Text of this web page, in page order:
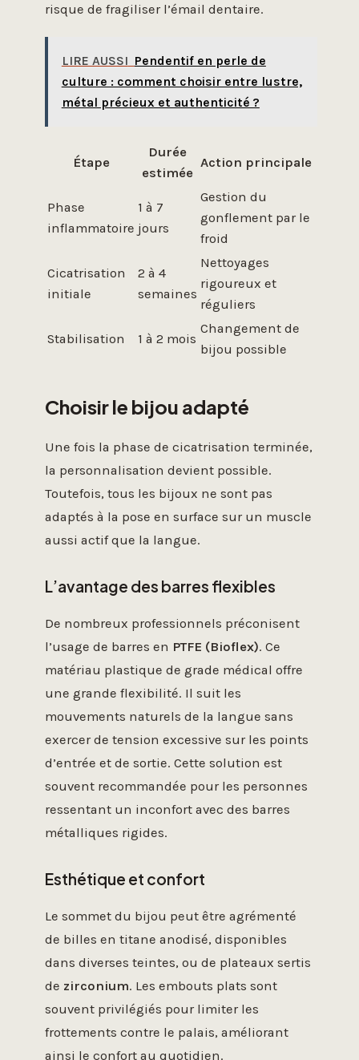
risque de fragiliser l’émail dentaire.
LIRE AUSSI Pendentif en perle de
culture : comment choisir entre lustre,
métal précieux et authenticité ?
Étape
Durée
estimée
Action principale
Phase
inflammatoire
1 à 7
jours
Gestion du
gonflement par le
froid
Cicatrisation
initiale
2 à 4
semaines
Nettoyages
rigoureux et
réguliers
Stabilisation 1 à 2 mois
Changement de
bijou possible
Choisir le bijou adapté
Une fois la phase de cicatrisation terminée,
la personnalisation devient possible.
Toutefois, tous les bijoux ne sont pas
adaptés à la pose en surface sur un muscle
aussi actif que la langue.
L’avantage des barres flexibles
De nombreux professionnels préconisent
l’usage de barres en PTFE (Bioflex). Ce
matériau plastique de grade médical offre
une grande flexibilité. Il suit les
mouvements naturels de la langue sans
exercer de tension excessive sur les points
d’entrée et de sortie. Cette solution est
souvent recommandée pour les personnes
ressentant un inconfort avec des barres
métalliques rigides.
Esthétique et confort
Le sommet du bijou peut être agrémenté
de billes en titane anodisé, disponibles
dans diverses teintes, ou de plateaux sertis
de zirconium. Les embouts plats sont
souvent privilégiés pour limiter les
frottements contre le palais, améliorant
ainsi le confort au quotidien.